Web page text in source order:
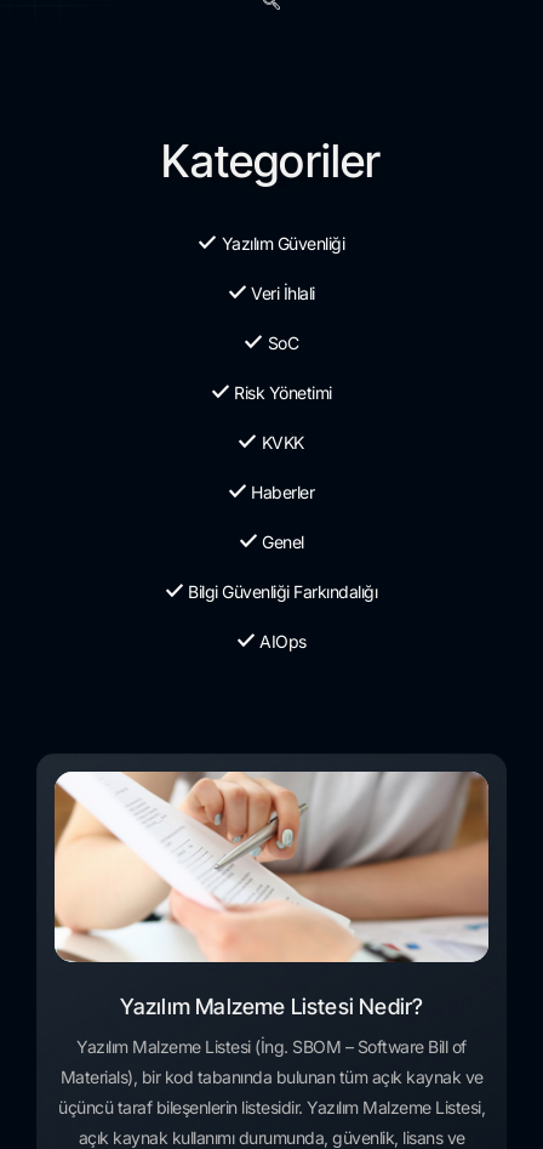
Kategoriler
Yazılım Güvenliği
Veri İhlali
SoC
Risk Yönetimi
KVKK
Haberler
Genel
Bilgi Güvenliği Farkındalığı
AIOps
Yazılım Malzeme Listesi Nedir?
Yazılım Malzeme Listesi (İng. SBOM – Software Bill of
Materials), bir kod tabanında bulunan tüm açık kaynak ve
üçüncü taraf bileşenlerin listesidir. Yazılım Malzeme Listesi,
açık kaynak kullanımı durumunda, güvenlik, lisans ve